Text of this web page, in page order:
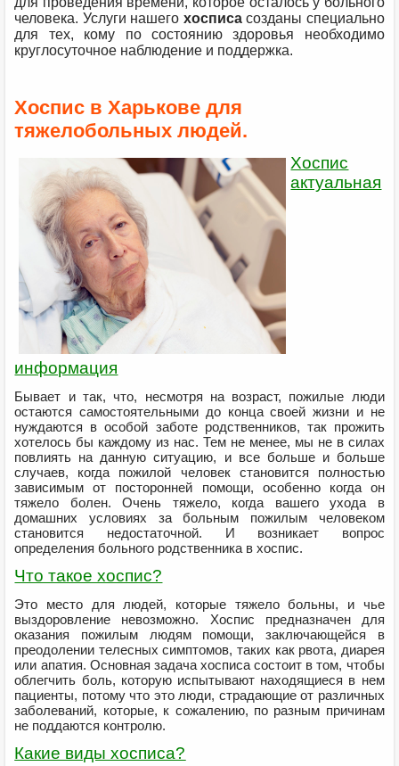
человека. Услуги нашего хосписасозданы специально
для тех, кому по состоянию здоровья необходимо
круглосуточное наблюдение и поддержка.
Хоспис в Харькове для
тяжелобольных людей.
Хоспис
актуальная
информация
Бывает и так, что, несмотря на возраст, пожилые люди
остаются самостоятельными до конца своей жизни и не
нуждаются в особой заботе родственников, так прожить
хотелось бы каждому из нас. Тем не менее, мы не в силах
повлиять на данную ситуацию, и все больше и больше
случаев, когда пожилой человек становится полностью
зависимым от посторонней помощи, особенно когда он
тяжело болен. Очень тяжело, когда вашего ухода в
домашних условиях за больным пожилым человеком
становится недостаточной. И возникает вопрос
определения больного родственника в хоспис.
Что такое хоспис?
Это место для людей, которые тяжело больны, и чье
выздоровление невозможно. Хоспис предназначен для
оказания пожилым людям помощи, заключающейся в
преодолении телесных симптомов, таких как рвота, диарея
или апатия. Основная задача хосписа состоит в том, чтобы
облегчить боль, которую испытывают находящиеся в нем
пациенты, потому что это люди, страдающие от различных
заболеваний, которые, к сожалению, по разным причинам
не поддаются контролю.
Какие виды хосписа?